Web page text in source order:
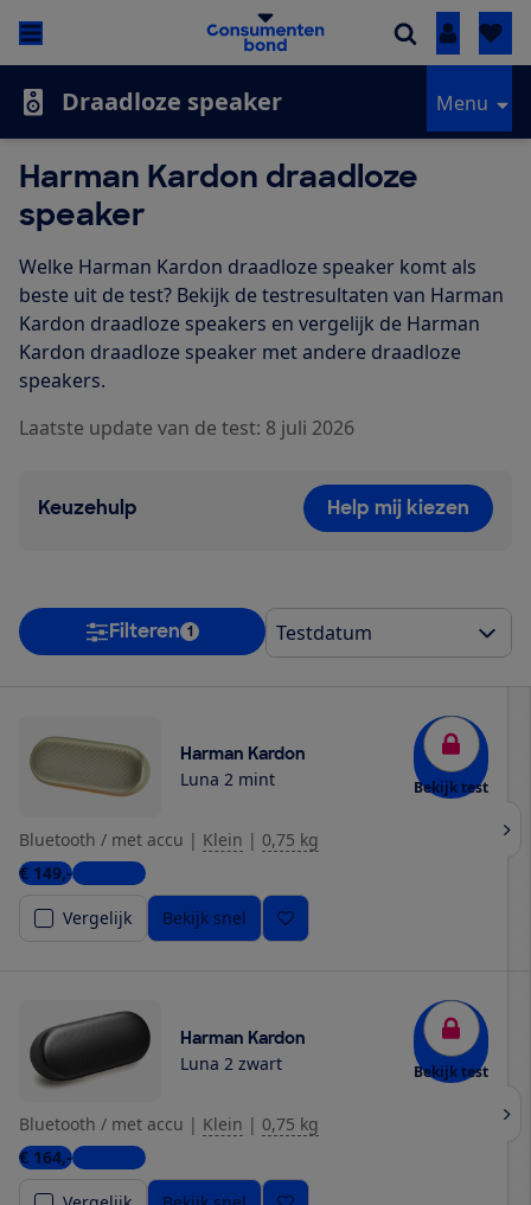
Inloggen
Draadloze speaker Menu
Harman Kardon draadloze
speaker
Welke Harman Kardon draadloze speaker komt als
beste uit de test? Bekijk de testresultaten van Harman
Kardon draadloze speakers en vergelijk de Harman
Kardon draadloze speaker met andere draadloze
speakers.
Laatste update van de test: 8 juli 2026
Keuzehulp Help mij kiezen
Filteren 1
Harman Kardon
Luna 2 mint Bekijk test
Bluetooth / met accu | Klein | 0,75 kg
€ 149,-3 winkels
Vergelijk
Bekijk snel
Harman Kardon
Luna 2 zwart Bekijk test
Bluetooth / met accu | Klein | 0,75 kg
€ 164,-5 winkels